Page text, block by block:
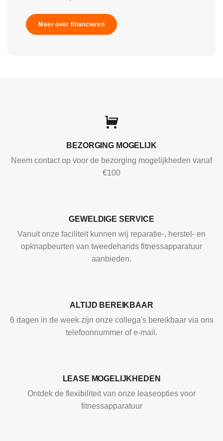
Meer over financieren
BEZORGING MOGELIJK
Neem contact op voor de bezorging mogelijkheden vanaf
€100
GEWELDIGE SERVICE
Vanuit onze faciliteit kunnen wij reparatie-, herstel- en
opknapbeurten van tweedehands fitnessapparatuur
aanbieden.
ALTIJD BEREIKBAAR
6 dagen in de week zijn onze collega's bereikbaar via ons
telefoonnummer of e-mail.
LEASE MOGELIJKHEDEN
Ontdek de flexibiliteit van onze leaseopties voor
fitnessapparatuur